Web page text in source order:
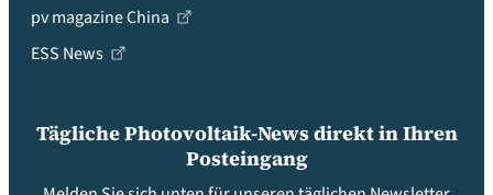
pv magazine China
ESS News
Tägliche Photovoltaik-News direkt in Ihren
Posteingang